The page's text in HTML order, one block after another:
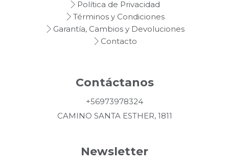
Política de Privacidad
Términos y Condiciones
Garantía, Cambios y Devoluciones
Contacto
Contáctanos
+56973978324
CAMINO SANTA ESTHER, 1811
Newsletter